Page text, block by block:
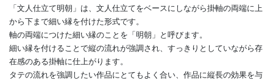
「文人仕立て明朝」は、文人仕立てをベースにしながら掛軸の両端に上
から下まで細い縁を付けた形式です。
軸の両端につけた細い縁のことを「明朝」と呼びます。
細い縁を付けることで縦の流れが強調され、すっきりとしていながら存
在感のある掛軸に仕上がります。
タテの流れを強調したい作品にとてもよく合い、作品に縦長の効果を与